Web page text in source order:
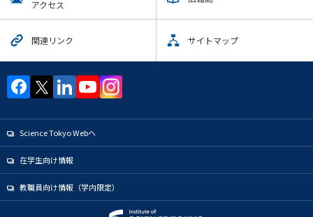
アクセス
関連リンク サイトマップ
Science Tokyo Webヘ
在学生向け情報
教職員向け情報（学内限定）